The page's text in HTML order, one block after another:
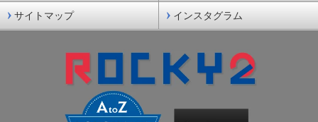
サイトマップ インスタグラム